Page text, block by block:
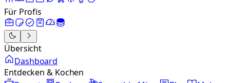
Für Profis
Übersicht
Dashboard
Entdecken & Kochen